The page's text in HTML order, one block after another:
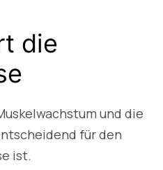
die
und die
für den
ist.